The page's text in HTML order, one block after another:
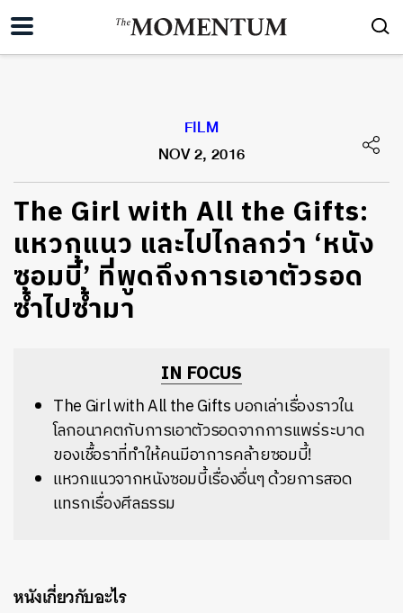
FILM
NOV 2, 2016
The Girl with All the Gifts:
แหวกแนว และไปไกลกว่า ‘หนัง
ซอมบี้’ ที่พูดถึงการเอาตัวรอด
ซ้ำไปซ้ำมา
IN FOCUS
The Girl with All the Gifts บอกเล่าเรื่องราวใน
โลกอนาคตกับการเอาตัวรอดจากการเเพร่ระบาด
ของเชื้อราที่ทำให้คนมีอาการคล้ายซอมบี้!
แหวกเเนวจากหนังซอมบี้เรื่องอื่นๆ ด้วยการสอด
แทรกเรื่องศีลธรรม
หนังเกี่ยวกับอะไร